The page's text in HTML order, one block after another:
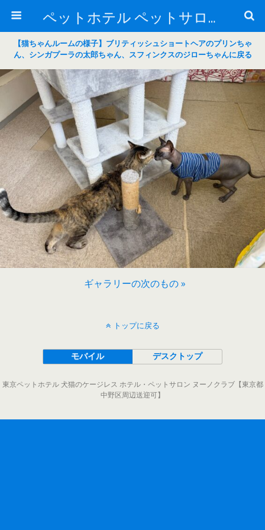
ペットホテル ペットサロン トリミングサロン 東京 ヌーノクラブのブログ
【猫ちゃんルームの様子】ブリティッシュショートヘアのプリンちゃ
ん、シンガプーラの太郎ちゃん、スフィンクスのジローちゃんに戻る
ギャラリーの次のもの »
トップに戻る
モバイル デスクトップ
東京ペットホテル 犬猫のケージレス ホテル・ペットサロン ヌーノクラブ【東京都
中野区周辺送迎可】